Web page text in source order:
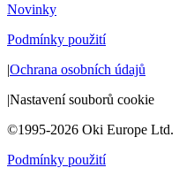
Novinky
Podmínky použití
|Ochrana osobních údajů
|Nastavení souborů cookie
©1995-2026 Oki Europe Ltd.
Podmínky použití